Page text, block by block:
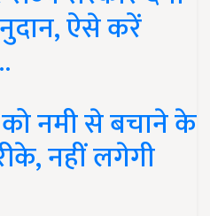
ऐसे करें
नमी से बचाने के
नहीं लगेगी